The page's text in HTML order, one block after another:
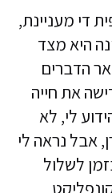
די מעניינת,
היא מצד
הדברים
את חייה
לי, לא
אבל נראה לי
לשלול